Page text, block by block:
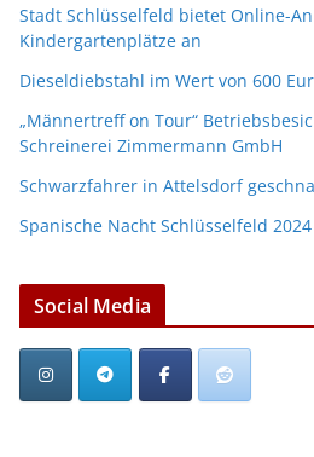
Stadt Schlüsselfeld bietet Online-
Kindergartenplätze an
Dieseldiebstahl im Wert von 600
„Männertreff on Tour“
Schreinerei Zimmermann GmbH
Schwarzfahrer in Attelsdorf
Spanische Nacht Schlüsselfeld 2024
Social Media